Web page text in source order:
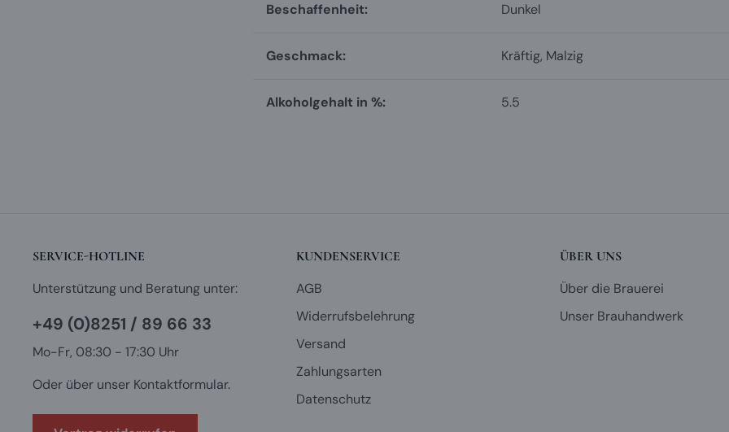
Beschaffenheit: Dunkel
Geschmack: Kräftig, Malzig
Alkoholgehalt in %: 5.5
SERVICE-HOTLINE
Unterstützung und Beratung unter:
+49 (0)8251 / 89 66 33
Mo-Fr, 08:30 - 17:30 Uhr
Oder über unser Kontaktformular.
KUNDENSERVICE
AGB
Widerrufsbelehrung
Versand
Zahlungsarten
Datenschutz
ÜBER UNS
Über die Brauerei
Unser Brauhandwerk